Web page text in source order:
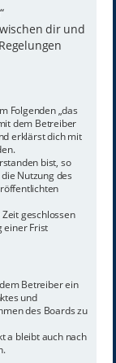
dir und
Folgenden „das
dem Betreiber
erklärst dich mit
bist, so
Nutzung des
geschlossen
einer Frist
Betreiber ein
und
des Boards zu
a bleibt auch nach